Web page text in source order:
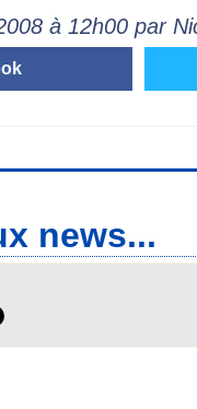
à 12h00 par
news...